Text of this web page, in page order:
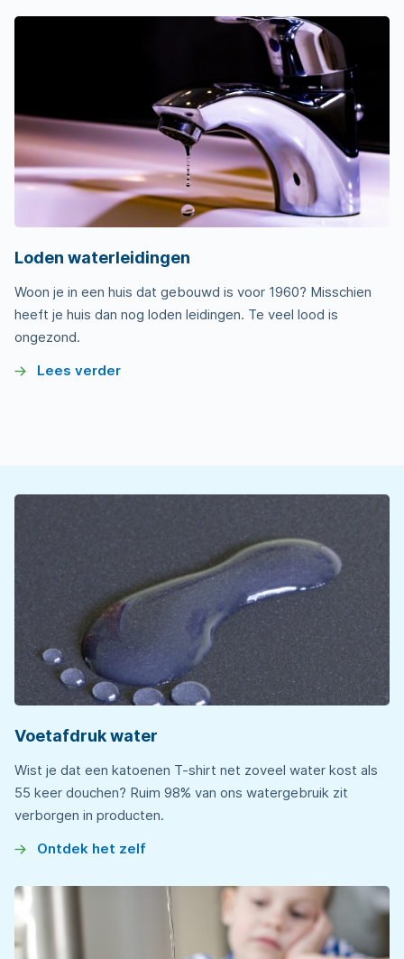
Loden waterleidingen
Woon je in een huis dat gebouwd is voor 1960? Misschien
heeft je huis dan nog loden leidingen. Te veel lood is
ongezond.
Lees verder
Voetafdruk water
Wist je dat een katoenen T-shirt net zoveel water kost als
55 keer douchen? Ruim 98% van ons watergebruik zit
verborgen in producten.
Ontdek het zelf